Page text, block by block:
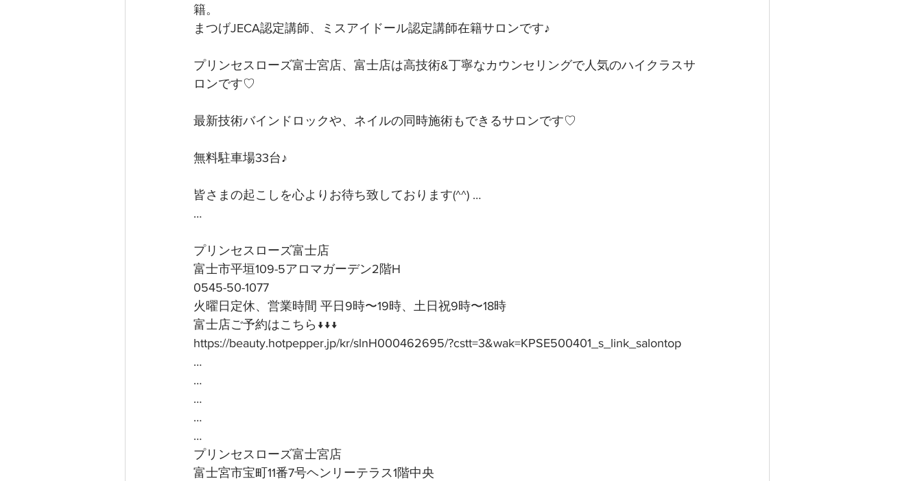
籍。
まつげJECA認定講師、ミスアイドール認定講師在籍サロンです♪
プリンセスローズ富士宮店、富士店は高技術&丁寧なカウンセリングで人気のハイクラスサ
ロンです♡
最新技術バインドロックや、ネイルの同時施術もできるサロンです♡
無料駐車場33台♪
皆さまの起こしを心よりお待ち致しております(^^) …
…
プリンセスローズ富士店
富士市平垣109-5アロマガーデン2階H
0545-50-1077
火曜日定休、営業時間 平日9時〜19時、土日祝9時〜18時
富士店ご予約はこちら↓↓↓
https://beauty.hotpepper.jp/kr/slnH000462695/?cstt=3&wak=KPSE500401_s_link_salontop
…
…
…
…
…
プリンセスローズ富士宮店
富士宮市宝町11番7号ヘンリーテラス1階中央